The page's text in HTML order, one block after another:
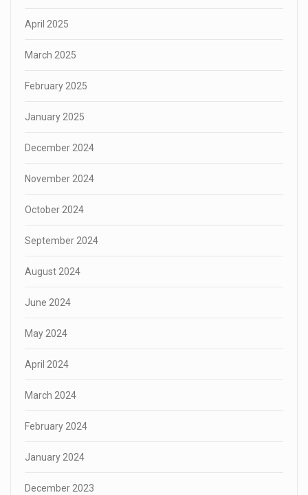
April 2025
March 2025
February 2025
January 2025
December 2024
November 2024
October 2024
September 2024
August 2024
June 2024
May 2024
April 2024
March 2024
February 2024
January 2024
December 2023